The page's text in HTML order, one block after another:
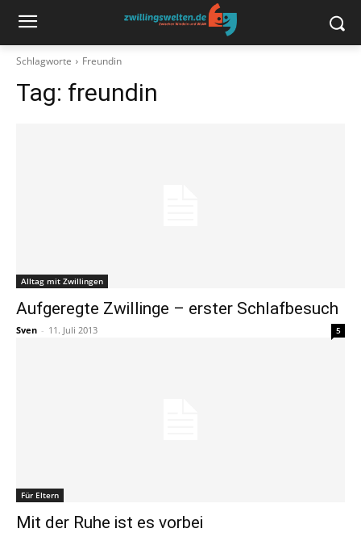
Schlagworte Freundin
Tag: freundin
Alltag mit Zwillingen
Aufgeregte Zwillinge – erster Schlafbesuch
Sven - 11. Juli 2013 5
Für Eltern
Mit der Ruhe ist es vorbei